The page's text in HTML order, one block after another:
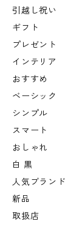
引越し祝い
ギフト
プレゼント
インテリア
おすすめ
ベーシック
シンプル
スマート
おしゃれ
白 黒
人気ブランド
新品
取扱店